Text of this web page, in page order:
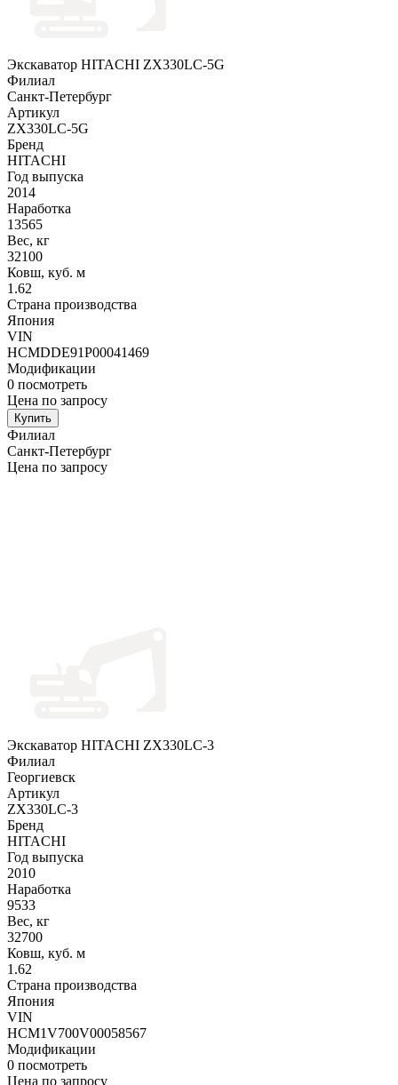
Экскаватор HITACHI ZX330LC-5G
Филиал
Санкт-Петербург
Артикул
ZX330LC-5G
Бренд
HITACHI
Год выпуска
2014
Наработка
13565
Вес, кг
32100
Ковш, куб. м
1.62
Страна производства
Япония
VIN
HCMDDE91P00041469
Модификации
0 посмотреть
Цена по запросу
Купить
Филиал
Санкт-Петербург
Цена по запросу
Экскаватор HITACHI ZX330LC-3
Филиал
Георгиевск
Артикул
ZX330LC-3
Бренд
HITACHI
Год выпуска
2010
Наработка
9533
Вес, кг
32700
Ковш, куб. м
1.62
Страна производства
Япония
VIN
HCM1V700V00058567
Модификации
0 посмотреть
Цена по запросу